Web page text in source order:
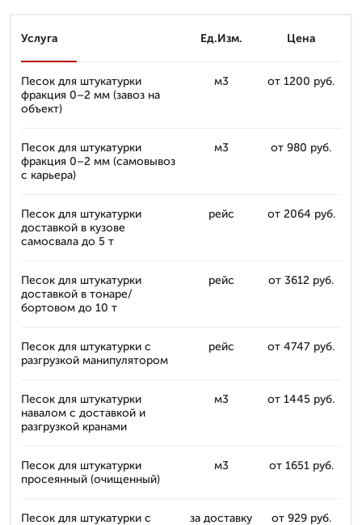
Услуга Ед.Изм. Цена
Песок для штукатурки
фракция 0–2 мм (завоз на
объект)
м3 от 1200 руб.
Песок для штукатурки
фракция 0–2 мм (самовывоз
с карьера)
м3 от 980 руб.
Песок для штукатурки
доставкой в кузове
самосвала до 5 т
рейс от 2064 руб.
Песок для штукатурки
доставкой в тонаре/
бортовом до 10 т
рейс от 3612 руб.
Песок для штукатурки с
разгрузкой манипулятором
рейс от 4747 руб.
Песок для штукатурки
навалом с доставкой и
разгрузкой кранами
м3 от 1445 руб.
Песок для штукатурки
просеянный (очищенный)
м3 от 1651 руб.
Песок для штукатурки с
за доставку от 929 руб.